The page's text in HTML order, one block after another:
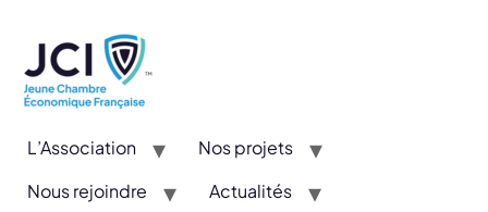
L’Association
Nos projets
Nous rejoindre
Actualités